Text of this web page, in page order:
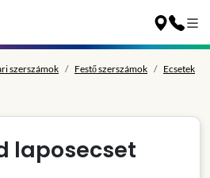
szerszámok Festő szerszámok
Ecsetek
laposecset